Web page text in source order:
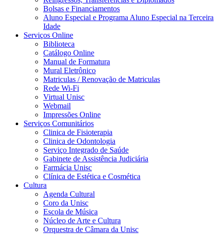
Bolsas e Financiamentos
Aluno Especial e Programa Aluno Especial na Terceira
Idade
Serviços Online
Biblioteca
Catálogo Online
Manual de Formatura
Mural Eletrônico
Matriculas / Renovação de Matriculas
Rede Wi-Fi
Virtual Unisc
Webmail
Impressões Online
Serviços Comunitários
Clinica de Fisioterapia
Clinica de Odontologia
Serviço Integrado de Saúde
Gabinete de Assistência Judiciária
Farmácia Unisc
Clínica de Estética e Cosmética
Cultura
Agenda Cultural
Coro da Unisc
Escola de Música
Núcleo de Arte e Cultura
Orquestra de Câmara da Unisc